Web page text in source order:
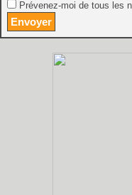
Prévenez-moi de tous les